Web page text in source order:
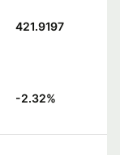
421.9197
-2.32%